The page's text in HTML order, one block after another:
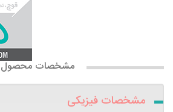
مشخصات محصول
مشخصات فیزیکی